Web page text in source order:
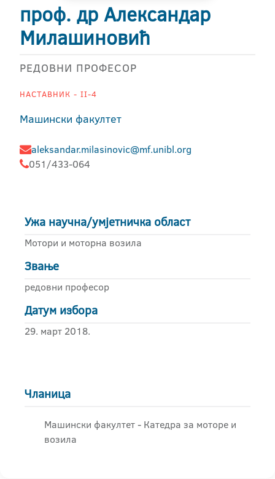
проф. др Александар
Милашиновић
РЕДОВНИ ПРОФЕСОР
НАСТАВНИК - II-4
Машински факултет
aleksandar.milasinovic@mf.unibl.org
051/433-064
Ужа научна/умјетничка област
Мотори и моторна возила
Звање
редовни професор
Датум избора
29. март 2018.
Чланица
Машински факултет - Катедра за моторе и
возила